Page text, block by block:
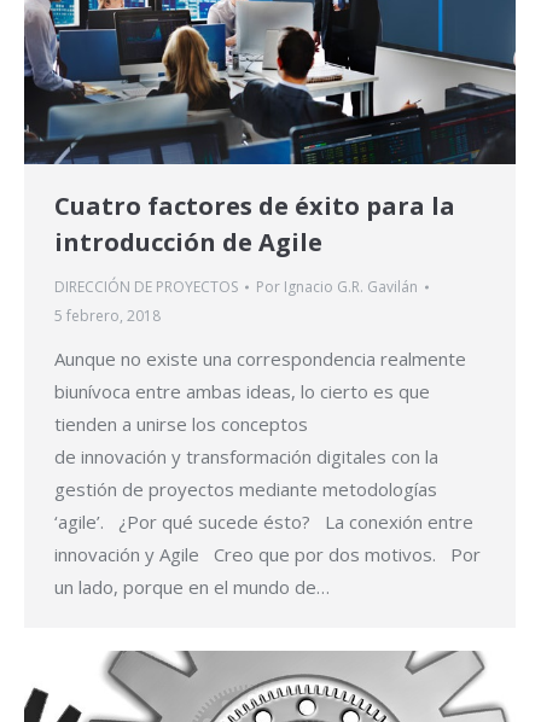
Cuatro factores de éxito para la
introducción de Agile
DIRECCIÓN DE PROYECTOS Por Ignacio G.R. Gavilán
5 febrero, 2018
Aunque no existe una correspondencia realmente
biunívoca entre ambas ideas, lo cierto es que
tienden a unirse los conceptos
de innovación y transformación digitales con la
gestión de proyectos mediante metodologías
‘agile’. ¿Por qué sucede ésto? La conexión entre
innovación y Agile Creo que por dos motivos. Por
un lado, porque en el mundo de…